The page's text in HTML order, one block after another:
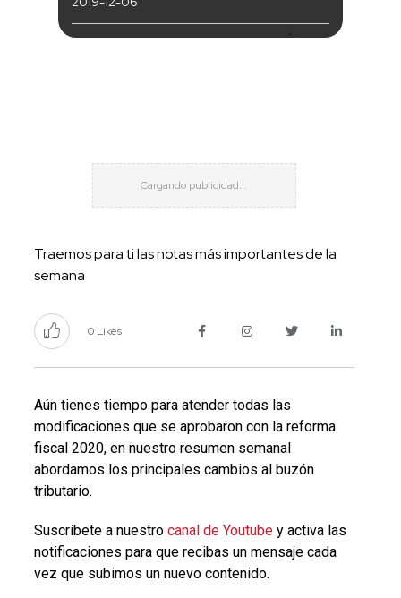
Traemos para ti las notas más importantes de la
semana
0 Likes
Aún tienes tiempo para atender todas las
modificaciones que se aprobaron con la reforma
fiscal 2020, en nuestro resumen semanal
abordamos los principales cambios al buzón
tributario.
Suscríbete a nuestro canal de Youtubey activa las
notificaciones para que recibas un mensaje cada
vez que subimos un nuevo contenido.